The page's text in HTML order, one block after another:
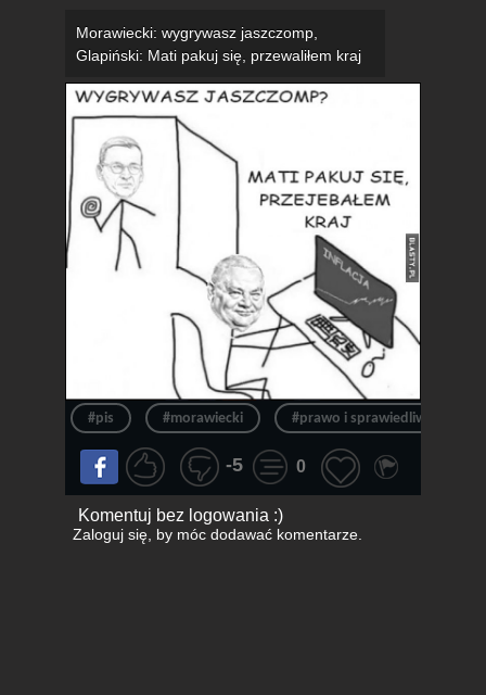
Morawiecki: wygrywasz jaszczomp,
Glapiński: Mati pakuj się, przewaliłem kraj
#pis #morawiecki #prawo i sprawiedliwość
-5 0
Komentuj bez logowania :)
Zaloguj się, by móc dodawać komentarze.